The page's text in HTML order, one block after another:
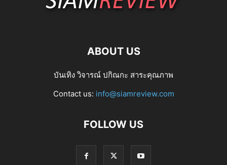
ABOUT US
บันเทิง วิจารณ์ ปกิณกะ สาระคุณภาพ
Contact us: info@siamreview.com
FOLLOW US